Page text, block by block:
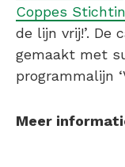
Coppes Stichtin
de lijn vrij!’. De
gemaakt met
programmalijn
Meer